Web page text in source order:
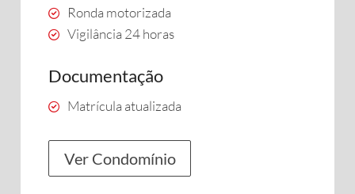
Ronda motorizada
Vigilância 24 horas
Documentação
Matrícula atualizada
Ver Condomínio